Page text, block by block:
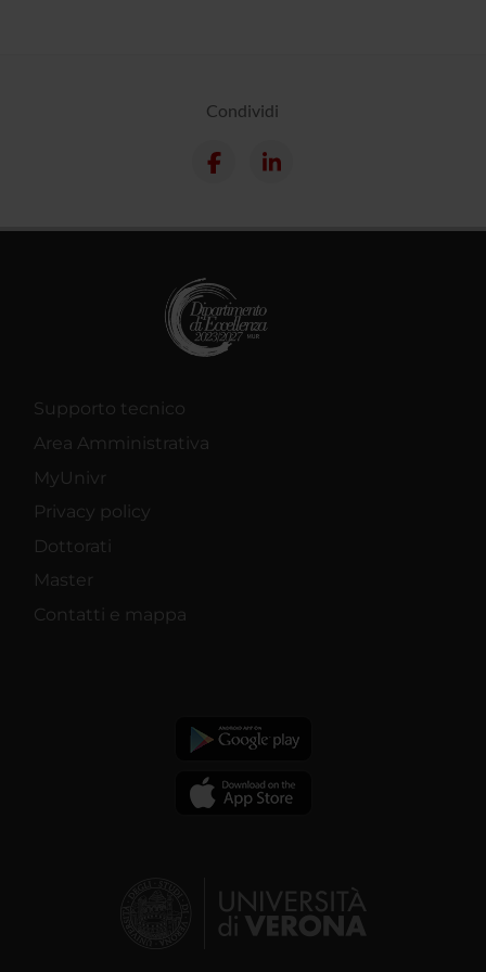
Condividi
Supporto tecnico
Area Amministrativa
MyUnivr
Privacy policy
Dottorati
Master
Contatti e mappa